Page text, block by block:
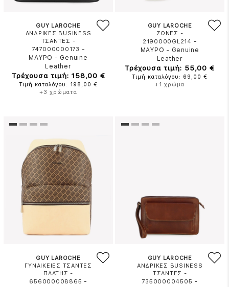
GUY LAROCHE
ΑΝΔΡΙΚΕΣ BUSINESS
ΤΣΑΝΤΕΣ -
747000000173 -
ΜΑΥΡΟ - Genuine
Leather
Τρέχουσα τιμή: 158,00 €
Τιμή καταλόγου: 198,00 €
+3 χρώματα
GUY LAROCHE
ΖΩΝΕΣ -
2190000GL214 -
ΜΑΥΡΟ - Genuine
Leather
Τρέχουσα τιμή: 55,00 €
Τιμή καταλόγου: 69,00 €
+1 χρώμα
GUY LAROCHE
ΓΥΝΑΙΚΕΙΕΣ ΤΣΑΝΤΕΣ
ΠΛΑΤΗΣ -
656000008865 -
GUY LAROCHE
ΑΝΔΡΙΚΕΣ BUSINESS
ΤΣΑΝΤΕΣ -
735000004505 -